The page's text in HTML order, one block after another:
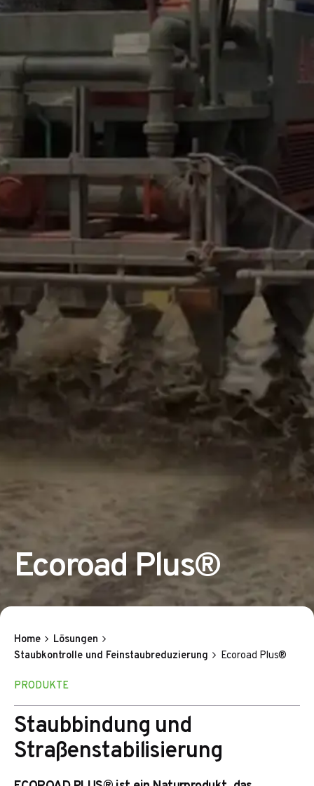
Ecoroad Plus®
Home
Lösungen
Staubkontrolle und Feinstaubreduzierung
Ecoroad Plus®
PRODUKTE
Staubbindung und
Straßenstabilisierung